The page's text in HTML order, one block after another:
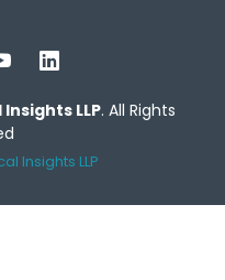
LLP. All Rights
Insights LLP